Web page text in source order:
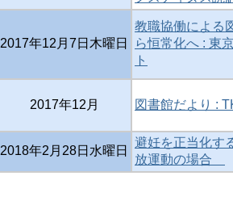
2017年12月7日木曜日
教職協働による
ら恒常化へ : 東
ト
2017年12月 図書館だより :
2018年2月28日水曜日
避妊を正当化す
放運動の場合